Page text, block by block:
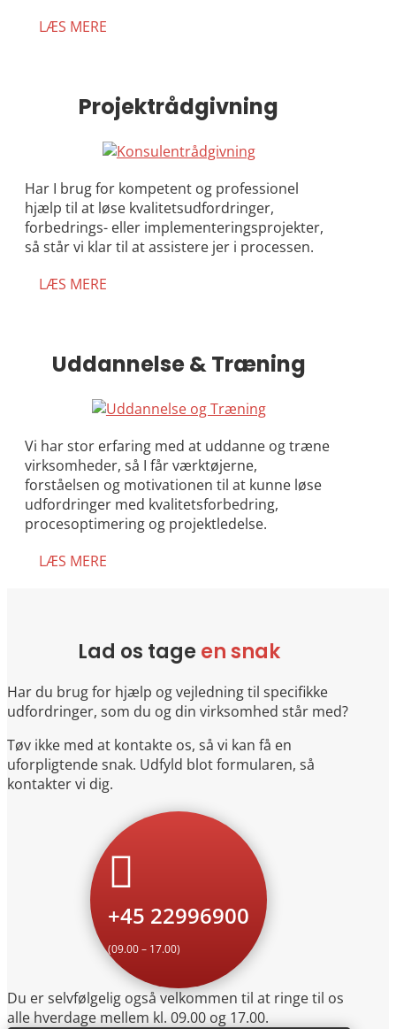
LÆS MERE
Projektrådgivning
Har I brug for kompetent og professionel
hjælp til at løse kvalitetsudfordringer,
forbedrings- eller implementeringsprojekter,
så står vi klar til at assistere jer i processen.
LÆS MERE
Uddannelse & Træning
Vi har stor erfaring med at uddanne og træne
virksomheder, så I får værktøjerne,
forståelsen og motivationen til at kunne løse
udfordringer med kvalitetsforbedring,
procesoptimering og projektledelse.
LÆS MERE
Lad os tage en snak
Har du brug for hjælp og vejledning til specifikke
udfordringer, som du og din virksomhed står med?
Tøv ikke med at kontakte os, så vi kan få en
uforpligtende snak. Udfyld blot formularen, så
kontakter vi dig.

+45 22996900
(09.00 – 17.00)
Du er selvfølgelig også velkommen til at ringe til os
alle hverdage mellem kl. 09.00 og 17.00.